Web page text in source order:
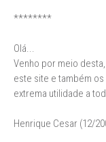
********
Olá...
Venho por meio
este site e também
extrema utilidade a
Henrique Cesar (12/